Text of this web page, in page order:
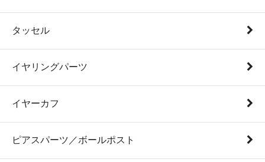
タッセル
イヤリングパーツ
イヤーカフ
ピアスパーツ／ボールポスト